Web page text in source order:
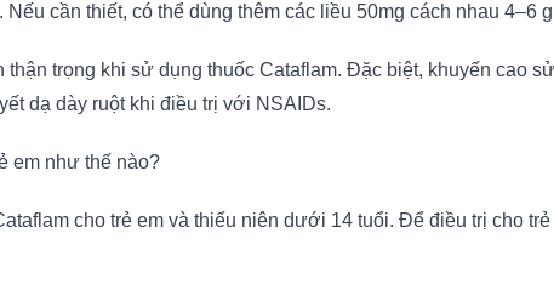
Nếu cần thiết, có thể dùng thêm các liều 50mg cách nhau 4–6
thận trọng khi sử dụng thuốc Cataflam. Đặc biệt, khuyến
dạ dày ruột khi điều trị với NSAIDs.
em như thế nào?
cho trẻ em và thiếu niên dưới 14 tuổi. Để điều trị cho